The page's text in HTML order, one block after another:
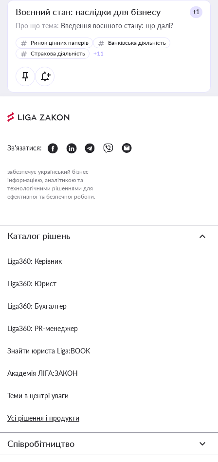
Воєнний стан: наслідки для бізнесу +1
Про що тема: Введення воєнного стану: що далі?
Ринок цінних паперів
Банківська діяльність
Страхова діяльність
+11
Зв'язатися:
забезпечує український бізнес
інформацією, аналітикою та
технологічними рішеннями для
ефективної та безпечної роботи.
Каталог рішень
Liga360: Керівник
Liga360: Юрист
Liga360: Бухгалтер
Liga360: PR-менеджер
Знайти юриста Liga:BOOK
Академія ЛІГА:ЗАКОН
Теми в центрі уваги
Усі рішення і продукти
Співробітництво